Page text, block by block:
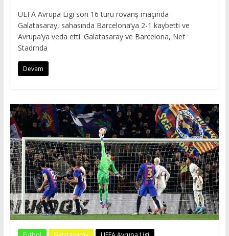
UEFA Avrupa Ligi son 16 turu rövanş maçında
Galatasaray, sahasında Barcelona’ya 2-1 kaybetti ve
Avrupa’ya veda etti. Galatasaray ve Barcelona, Nef
Stadı’nda
Devam